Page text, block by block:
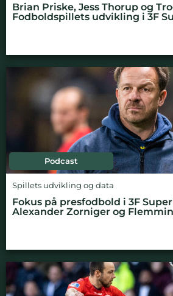
Brian Priske, Jess Thorup og
Fodboldspillets udvikling i 3F
Podcast
Spillets udvikling og data
Fokus på presfodbold i 3F
Alexander Zorniger og